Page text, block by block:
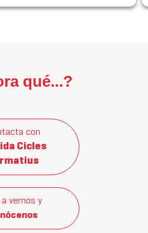
qué...?
con
Cicles
a vernos y